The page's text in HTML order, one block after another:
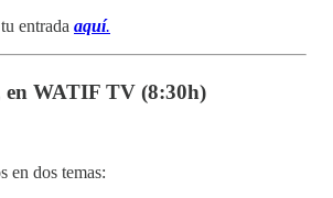
entrada aquí.
en WATIF TV (8:30h)
en dos temas: